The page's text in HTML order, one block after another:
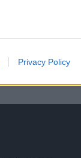
personalization.
other user
Privacy Policy